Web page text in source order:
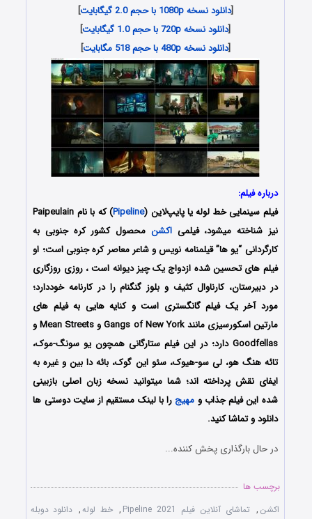
[دانلود نسخه 1080p با حجم 2.0 گیگابایت
]
[دانلود نسخه 720p با حجم 1.0 گیگابایت
]
[دانلود نسخه 480p با حجم 518 مگابایت ]
درباره فیلم:
فیلم سینمایی خط لوله یا پایپ‌لاین (Pipeline
) که با نام Paipeulain
نیز شناخته میشود، فیلمیاکشن محصول کشور کره جنوبی به
کارگردانی “یو ها” قیلمنامه نویس و شاعر معاصر کره جنوبی است؛ او
فیلم های تحسین شده ازدواج یک چیز دیوانه است ، روزی روزگاری
در دبیرستان، کارناوال کثیف و بلوز گنگنام را در کارنامه خوددارد؛
مورد آخر یک فیلم گانگستری است و کنایه هایی به فیلم های
مارتین اسکورسیزی مانند Gangs of New York و Mean Streets و
Goodfellas دارد؛ در این فیلم ستارگانی همچون یو سونگ-موک،
تائه هنگ هو، لی سو-هیوک، سئو این گوک، بائه دا بین و غیره به
ایفای نقش پرداخته اند؛ شما میتوانید نسخه زبان اصلی بازبینی
شده این فیلم جذاب و مهیج را با لینک مستقیم از سایت دوستی ها
دانلود و تماشا کنید.
در حال بارگذاری پخش کننده...
برچسب ها
اکشن , تماشای آنلاین فیلم Pipeline 2021 , خط لوله, دانلود دوبله